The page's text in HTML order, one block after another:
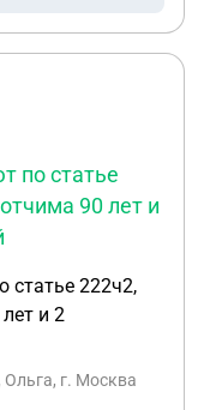
по статье
90 лет и
статье 222ч2,
и 2
г. Москва